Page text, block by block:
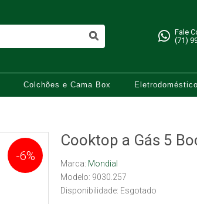
Fale
(71)
Colchões e Cama Box
-6%
Cooktop a Gás 5
Marca: Mondial
Modelo: 9030.257
Disponibilidade: Esgotado